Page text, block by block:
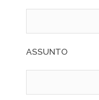
ASSUNTO